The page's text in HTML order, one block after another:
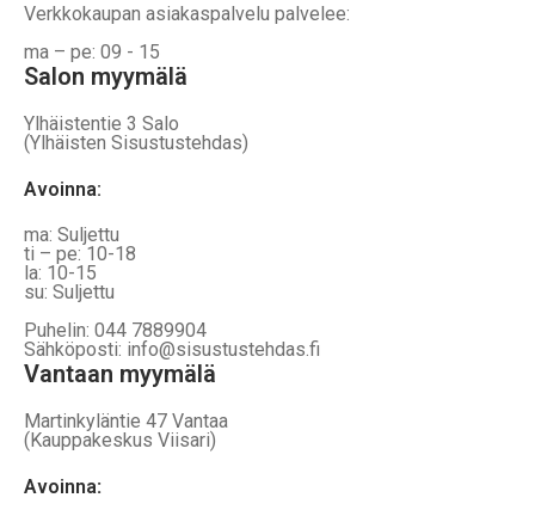
Verkkokaupan asiakaspalvelu palvelee:
ma – pe: 09 - 15
Salon myymälä
Ylhäistentie 3 Salo
(Ylhäisten Sisustustehdas)
Avoinna:
ma: Suljettu
ti – pe: 10-18
la: 10-15
su: Suljettu
Puhelin: 044 7889904
Sähköposti: info@sisustustehdas.fi
Vantaan myymälä
Martinkyläntie 47 Vantaa
(Kauppakeskus Viisari)
Avoinna: